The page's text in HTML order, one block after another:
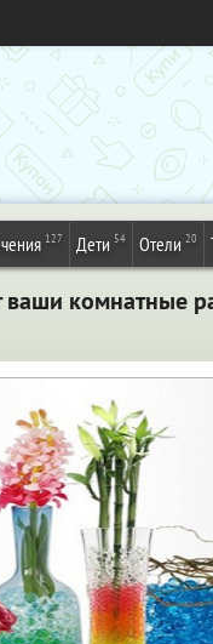
127 Дети 54 Отели 20
ваши комнатные